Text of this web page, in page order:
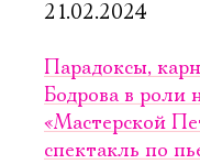
21.02.2024
Парадоксы,
Бодрова в роли
«Мастерской
спектакль по